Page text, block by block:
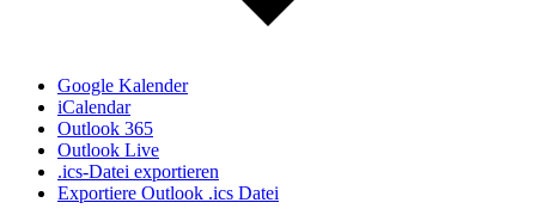
Google Kalender
iCalendar
Outlook 365
Outlook Live
.ics-Datei exportieren
Exportiere Outlook .ics Datei